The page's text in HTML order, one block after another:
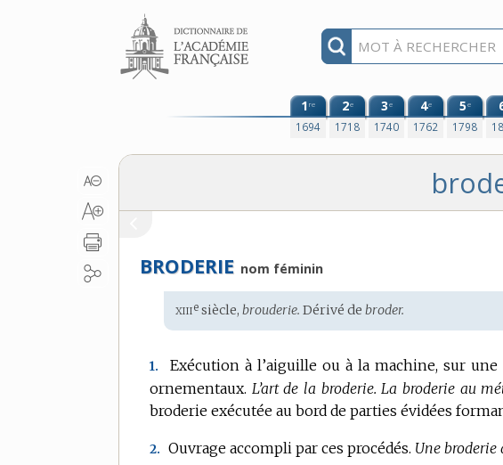
Aller au contenu
1re
1694
2e
1718
3e
1740
4e
1762
5e
1798
BRODERIE nom féminin
Étymologie
:
xiiie siècle,brouderie. Dérivé debroder.
1.
Exécution à l’aiguille ou à la machine, sur
ornementaux. L’art de la broderie. La broderie au
broderie exécutée au bord de parties évidées
2. Ouvrage accompli par ces procédés. Une broderie